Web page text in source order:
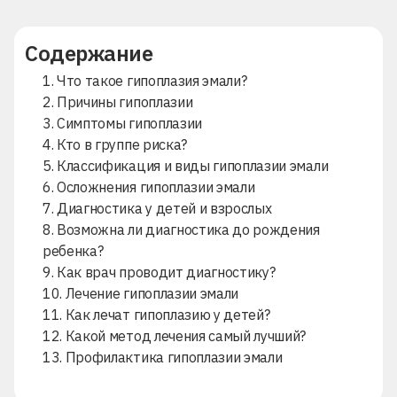
Содержание
1. Что такое гипоплазия эмали?
2. Причины гипоплазии
3. Симптомы гипоплазии
4. Кто в группе риска?
5. Классификация и виды гипоплазии эмали
6. Осложнения гипоплазии эмали
7. Диагностика у детей и взрослых
8. Возможна ли диагностика до рождения
ребенка?
9. Как врач проводит диагностику?
10. Лечение гипоплазии эмали
11. Как лечат гипоплазию у детей?
12. Какой метод лечения самый лучший?
13. Профилактика гипоплазии эмали